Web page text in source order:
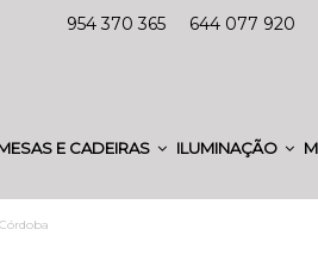
954 370 365 644 077 920
E CADEIRAS ILUMINAÇÃO